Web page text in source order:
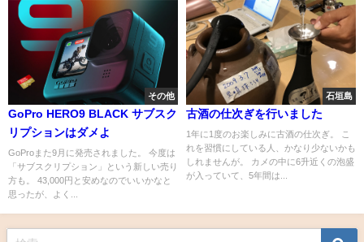
その他
GoPro HERO9 BLACK サブスク
リプションはダメよ
GoProまた9月に発売されました。 今度は
「サブスクリプション」という新しい売り
方も。 43,000円と安めなのでいいかなと
思ったが、よく...
石垣島
古酒の仕次ぎを行いました
1年に1度のお楽しみに古酒の仕次ぎ。 こ
れを習慣にしている人、かなり少ないかも
しれませんが。 カメの中に6升近くの泡盛
が入っていて、5年間は...